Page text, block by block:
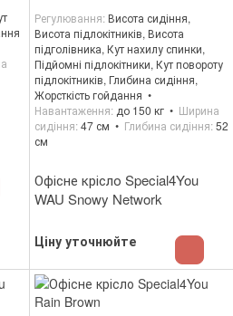
Офісне крісло Special4You
WAU Snowy Network
Ціну уточнюйте
Регулювання Висота сидіння,
Висота підлокітників, Висота
підголівника, Кут нахилу спинки,
Підйомні підлокітники, Кут повороту
підлокітників, Глибина сидіння,
Жорсткість гойдання
Навантаження до 150 кг
Ширина
сидіння 47 см Глибина сидіння 52
см